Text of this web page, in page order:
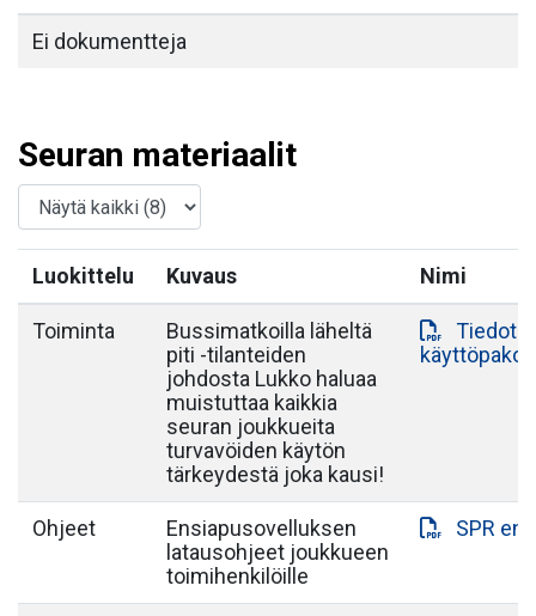
Ei dokumentteja
Seuran materiaalit
Luokittelu Kuvaus Nimi
Toiminta
Bussimatkoilla läheltä
piti -tilanteiden
johdosta Lukko haluaa
muistuttaa kaikkia
seuran joukkueita
turvavöiden käytön
tärkeydestä joka kausi!
Tiedote
Ohjeet
Ensiapusovelluksen
latausohjeet joukkueen
toimihenkilöille
SPR